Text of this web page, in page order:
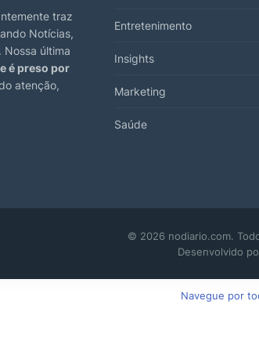
traz
Notícias,
Nossa última
é preso por
atenção,
Entretenimento
Insights
Marketing
Saúde
© 2026 nodiario.com.
Desenvolvido
Navegue por